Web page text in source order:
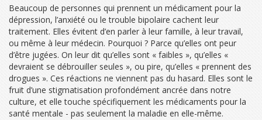
Beaucoup de personnes qui prennent un médicament pour la
dépression, l’anxiété ou le trouble bipolaire cachent leur
traitement. Elles évitent d’en parler à leur famille, à leur travail,
ou même à leur médecin. Pourquoi ? Parce qu’elles ont peur
d’être jugées. On leur dit qu’elles sont « faibles », qu’elles «
devraient se débrouiller seules », ou pire, qu’elles « prennent des
drogues ». Ces réactions ne viennent pas du hasard. Elles sont le
fruit d’une stigmatisation profondément ancrée dans notre
culture, et elle touche spécifiquement les médicaments pour la
santé mentale - pas seulement la maladie en elle-même.